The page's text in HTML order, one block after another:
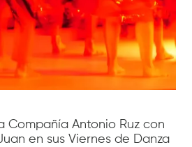
Compañía Antonio Ruz con
en sus Viernes de Danza